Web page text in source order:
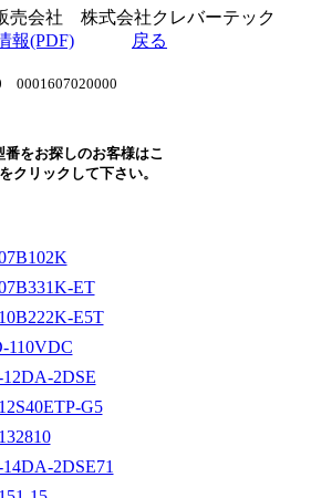
売会社 株式会社クレバーテック
報(PDF)
戻る
0001607020000
番をお探しのお客様はこ
クリックして下さい。
ET
E5T
110VDC
2DSE
G5
2DSE71